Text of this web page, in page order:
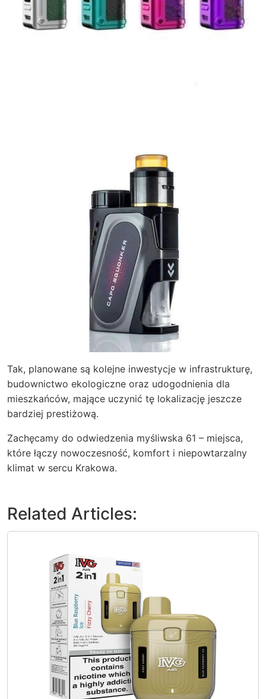
Tak, planowane są kolejne inwestycje w infrastrukturę,
budownictwo ekologiczne oraz udogodnienia dla
mieszkańców, mające uczynić tę lokalizację jeszcze
bardziej prestiżową.
Zachęcamy do odwiedzenia myśliwska 61 – miejsca,
które łączy nowoczesność, komfort i niepowtarzalny
klimat w sercu Krakowa.
Related Articles: